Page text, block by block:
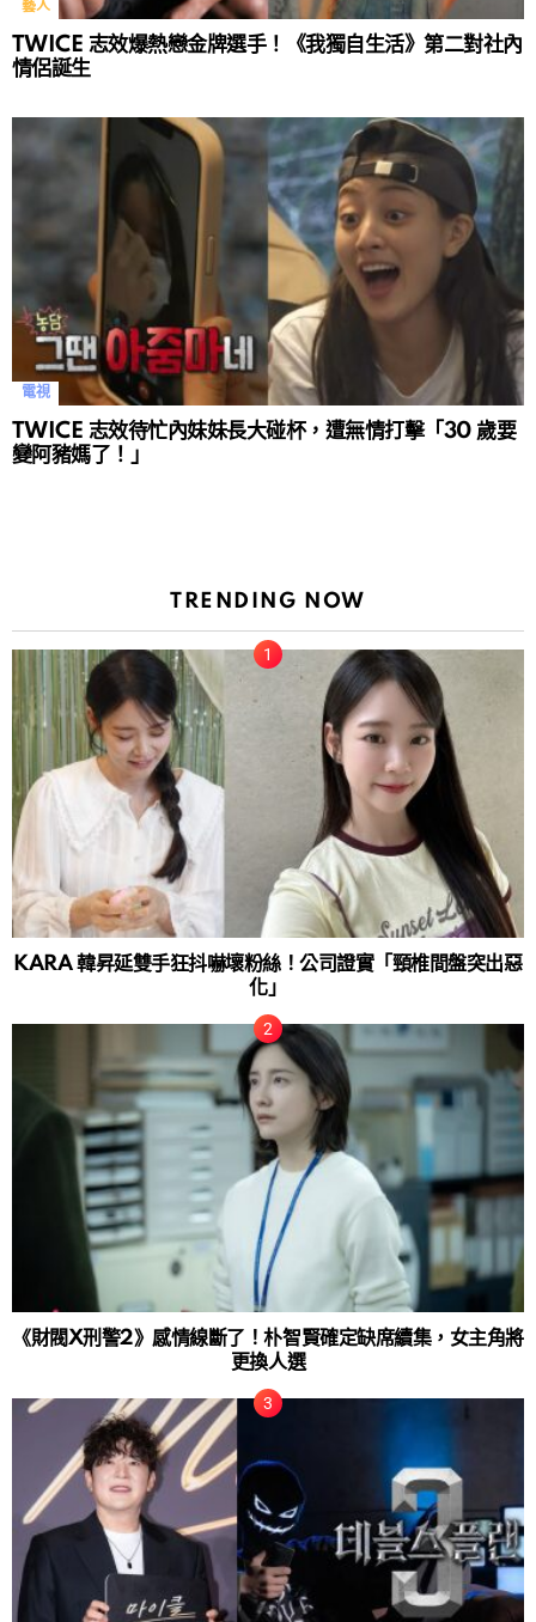
藝人
TWICE 志效爆熱戀金牌選手！《我獨自生活》第二對社內
情侶誕生
電視
TWICE 志效待忙內妹妹長大碰杯，遭無情打擊「30 歲要
變阿豬媽了！」
TRENDING NOW
KARA 韓昇延雙手狂抖嚇壞粉絲！公司證實「頸椎間盤突出惡
化」
《財閥X刑警2》感情線斷了！朴智賢確定缺席續集，女主角將
更換人選